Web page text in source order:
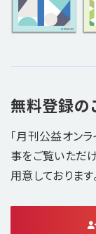
無料登録の
「月刊公益オン
事をご覧いただ
用意しております